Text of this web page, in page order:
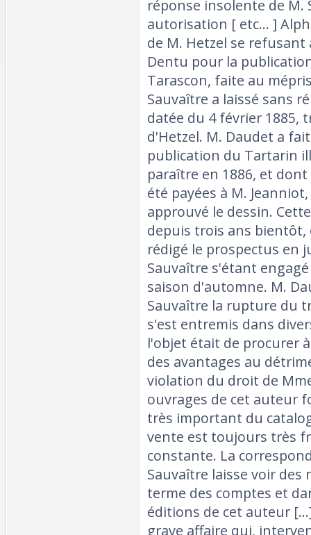
réponse insolente de M.
autorisation [ etc... ]
de M. Hetzel se
Dentu pour la
Tarascon, faite au
Sauvaître a laissé sans
datée du 4 février 1885,
d'Hetzel. M. Daudet a
publication du Tartarin
paraître en 1886, et
été payées à M.
approuvé le dessin.
depuis trois ans bientôt,
rédigé le prospectus en
Sauvaître s'étant
saison d'automne. M.
Sauvaître la rupture du
s'est entremis dans
l'objet était de procurer
des avantages au
violation du droit de
ouvrages de cet auteur
très important du
vente est toujours très
constante. La
Sauvaître laisse voir des
terme des comptes et
éditions de cet auteur
grave affaire qui,